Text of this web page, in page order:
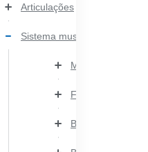
Articulações
Sistema muscular
Músculos
Fáscias
Bolsas sinoviais